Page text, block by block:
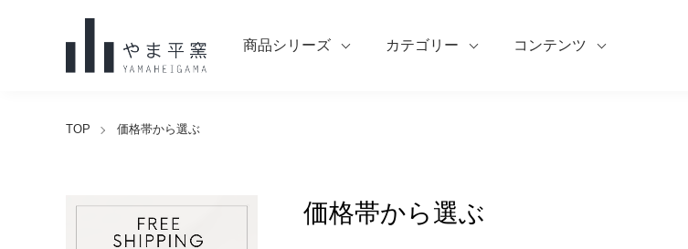
商品シリーズ カテゴリー コンテンツ
TOP 価格帯から選ぶ
価格帯から選ぶ